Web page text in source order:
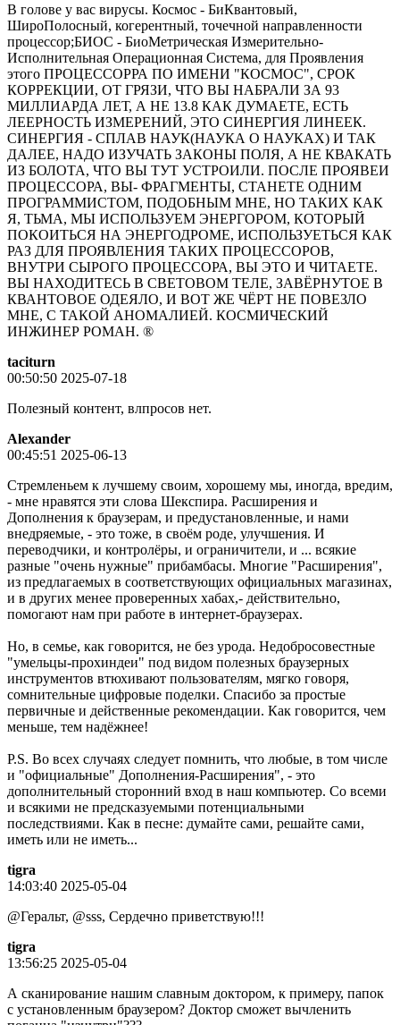
В голове у вас вирусы. Космос - БиКвантовый,
ШироПолосный, когерентный, точечной направленности
процессор;БИОС - БиоМетрическая Измерительно-
Исполнительная Операционная Система, для Проявления
этого ПРОЦЕССОРРА ПО ИМЕНИ "КОСМОС", СРОК
КОРРЕКЦИИ, ОТ ГРЯЗИ, ЧТО ВЫ НАБРАЛИ ЗА 93
МИЛЛИАРДА ЛЕТ, А НЕ 13.8 КАК ДУМАЕТЕ, ЕСТЬ
ЛЕЕРНОСТЬ ИЗМЕРЕНИЙ, ЭТО СИНЕРГИЯ ЛИНЕЕК.
СИНЕРГИЯ - СПЛАВ НАУК(НАУКА О НАУКАХ) И ТАК
ДАЛЕЕ, НАДО ИЗУЧАТЬ ЗАКОНЫ ПОЛЯ, А НЕ КВАКАТЬ
ИЗ БОЛОТА, ЧТО ВЫ ТУТ УСТРОИЛИ. ПОСЛЕ ПРОЯВЕИ
ПРОЦЕССОРА, ВЫ- ФРАГМЕНТЫ, СТАНЕТЕ ОДНИМ
ПРОГРАММИСТОМ, ПОДОБНЫМ МНЕ, НО ТАКИХ КАК
Я, ТЬМА, МЫ ИСПОЛЬЗУЕМ ЭНЕРГОРОМ, КОТОРЫЙ
ПОКОИТЬСЯ НА ЭНЕРГОДРОМЕ, ИСПОЛЬЗУЕТЬСЯ КАК
РАЗ ДЛЯ ПРОЯВЛЕНИЯ ТАКИХ ПРОЦЕССОРОВ,
ВНУТРИ СЫРОГО ПРОЦЕССОРА, ВЫ ЭТО И ЧИТАЕТЕ.
ВЫ НАХОДИТЕСЬ В СВЕТОВОМ ТЕЛЕ, ЗАВЁРНУТОЕ В
КВАНТОВОЕ ОДЕЯЛО, И ВОТ ЖЕ ЧЁРТ НЕ ПОВЕЗЛО
МНЕ, С ТАКОЙ АНОМАЛИЕЙ. КОСМИЧЕСКИЙ
ИНЖИНЕР РОМАН. ®️
taciturn
00:50:50 2025-07-18
Полезный контент, влпросов нет.
Alexander
00:45:51 2025-06-13
Стремленьем к лучшему своим, хорошему мы, иногда, вредим,
- мне нравятся эти слова Шекспира. Расширения и
Дополнения к браузерам, и предустановленные, и нами
внедряемые, - это тоже, в своём роде, улучшения. И
переводчики, и контролёры, и ограничители, и ... всякие
разные "очень нужные" прибамбасы. Многие "Расширения",
из предлагаемых в соответствующих официальных магазинах,
и в других менее проверенных хабах,- действительно,
помогают нам при работе в интернет-браузерах.
Но, в семье, как говорится, не без урода. Недобросовестные
"умельцы-прохиндеи" под видом полезных браузерных
инструментов втюхивают пользователям, мягко говоря,
сомнительные цифровые поделки. Спасибо за простые
первичные и действенные рекомендации. Как говорится, чем
меньше, тем надёжнее!
P.S. Во всех случаях следует помнить, что любые, в том числе
и "официальные" Дополнения-Расширения", - это
дополнительный сторонний вход в наш компьютер. Со всеми
и всякими не предсказуемыми потенциальными
последствиями. Как в песне: думайте сами, решайте сами,
иметь или не иметь...
tigra
14:03:40 2025-05-04
@Геральт, @sss, Сердечно приветствую!!!
tigra
13:56:25 2025-05-04
А сканирование нашим славным доктором, к примеру, папок
с установленным браузером? Доктор сможет вычленить